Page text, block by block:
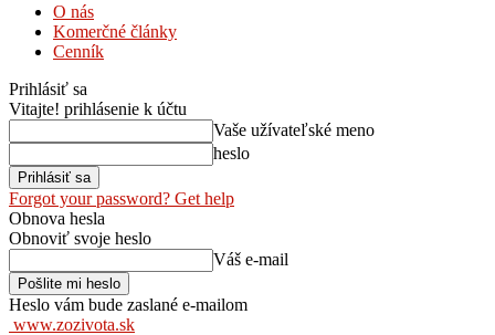
O nás
Komerčné články
Cenník
Prihlásiť sa
Vitajte! prihlásenie k účtu
Vaše užívateľské meno
heslo
Forgot your password? Get help
Obnova hesla
Obnoviť svoje heslo
Váš e-mail
Heslo vám bude zaslané e-mailom
www.zozivota.sk